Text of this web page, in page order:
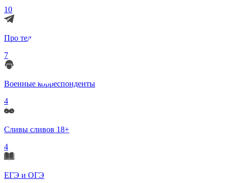
10
Про телеграмм
7
Военные корреспонденты
4
Сливы сливов 18+
4
ЕГЭ и ОГЭ